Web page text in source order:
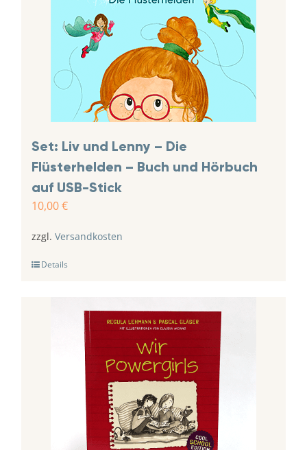
Set: Liv und Lenny – Die
Flüsterhelden – Buch und Hörbuch
auf USB-Stick
10,00€
zzgl. Versandkosten
Details